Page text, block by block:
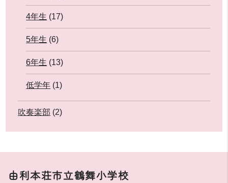
4年生 (17)
5年生 (6)
6年生 (13)
低学年 (1)
吹奏楽部 (2)
由利本荘市立鶴舞小学校